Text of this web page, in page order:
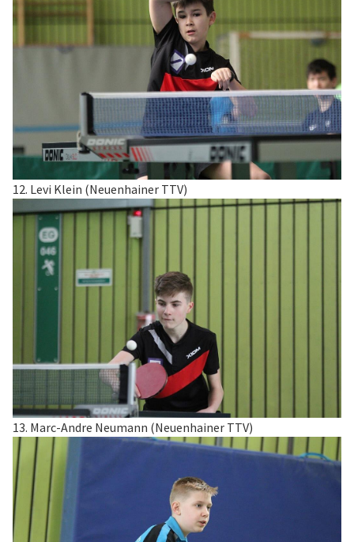
12. Levi Klein (Neuenhainer TTV)
13. Marc-Andre Neumann (Neuenhainer TTV)